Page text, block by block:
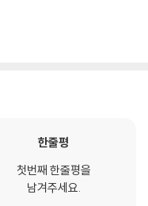
한줄평
첫번째 한줄평을
남겨주세요.